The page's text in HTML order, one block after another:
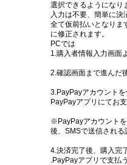
選択できるようになり
入力は不要、簡単に決
全て仮前払いとなりま
に修正されます。
PCでは
1.購入者情報入力画面
2.確認画面まで進んだ
3.PayPayアカウントを
PayPayアプリにてお
※PayPayアカウント
後、SMSで送信される
4.決済完了後、購入完
.PayPayアプリで支払